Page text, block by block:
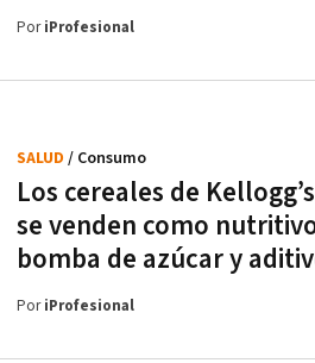
PoriProfesional
Los cereales de
se venden como
bomba de azúcar y
SALUD / Consumo
PoriProfesional